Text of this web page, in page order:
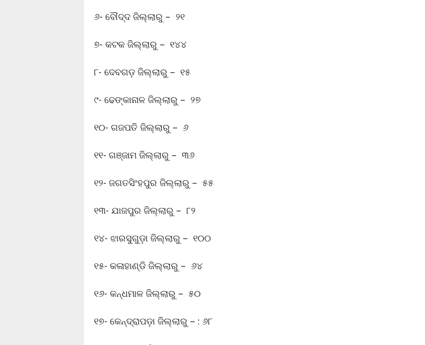
୬- ବୌଦ୍ଦ ଜିଲ୍ଲାରୁ – ୨୧
୭- କଟକ ଜିଲ୍ଲାରୁ – ୧୪୪
୮- ଦେବଗଡ଼ ଜିଲ୍ଲାରୁ – ୧୫
୯- ଢେଙ୍କାନାଳ ଜିଲ୍ଲାରୁ – ୨୭
୧୦- ଗଜପତି ଜିଲ୍ଲାରୁ – ୬
୧୧- ଗଞ୍ଜାମ ଜିଲ୍ଲାରୁ – ୩୬
୧୨- ଜଗତସିଂହପୁର ଜିଲ୍ଲାରୁ – ୫୫
୧୩- ଯାଜପୁର ଜିଲ୍ଲାରୁ – ୮୨
୧୪- ଝାରସୁଗୁଡ଼ା ଜିଲ୍ଲାରୁ – ୧୦୦
୧୫- କଳାହାଣ୍ଡି ଜିଲ୍ଲାରୁ – ୬୪
୧୬- କନ୍ଧମାଳ ଜିଲ୍ଲାରୁ – ୫୦
୧୭- କେନ୍ଦ୍ରାପଡ଼ା ଜିଲ୍ଲାରୁ – : ୬୮